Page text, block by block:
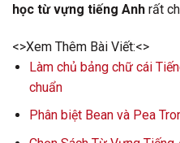
học từ vựng tiếng Anh rất
<>Xem Thêm Bài Viết:<>
Làm chủ bảng chữ cái
chuẩn
Phân biệt Bean và Pea